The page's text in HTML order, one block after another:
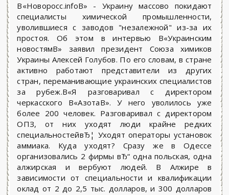
В«Новоросс.infoВ» - Украину массово покидают
специалисты химической промышленности,
уволившиеся с заводов "незалежной" из-за их
простоя. Об этом в интервью В«Украинским
новостямВ» заявил президент Союза химиков
Украины Алексей Голубов. По его словам, в стране
активно работают представители из других
стран, переманивающие украинских специалистов
за рубеж.В«Я разговаривал с директором
черкасского В«АзотаВ». У него уволилось уже
более 200 человек. Разговаривал с директором
ОПЗ, от них уходят люди крайне редких
специальностейвЂ¦ Уходят операторы установок
аммиака. Куда уходят? Сразу же в Одессе
организовались 2 фирмы вЂ“ одна польская, одна
алжирская и вербуют людей. В Алжире в
зависимости от специальности и квалификации
оклад от 2 до 2,5 тыс. долларов, и 300 долларов